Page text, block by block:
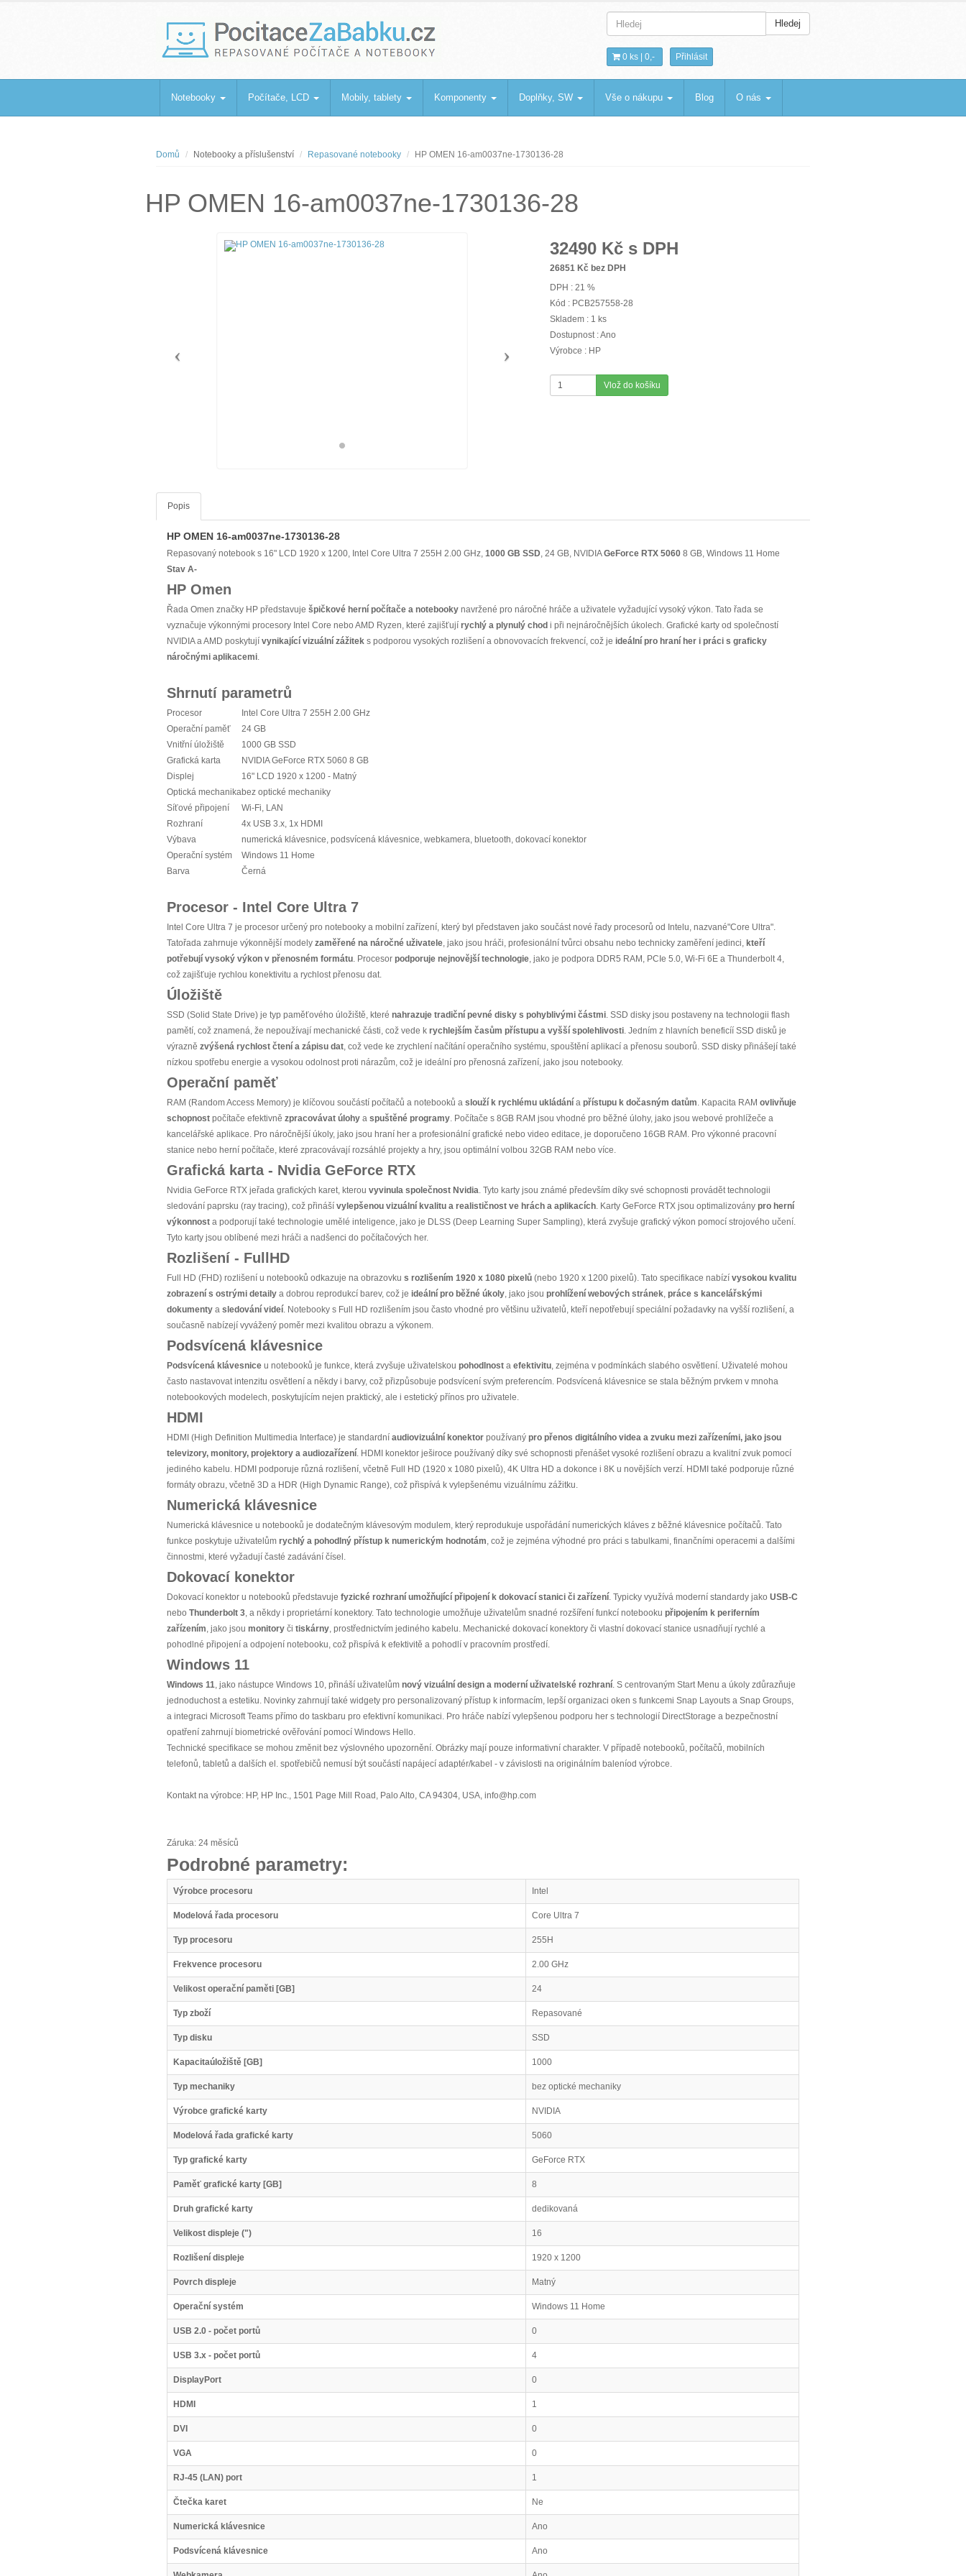
PocitaceZaBabku.cz
Repasované počítače a notebooky
Hledej
0 ks | 0,- Přihlásit
Notebooky Počítače, LCD Mobily, tablety Komponenty Doplňky, SW Vše o nákupu Blog O nás
Domů Notebooky a příslušenství Repasované notebooky HP OMEN 16-am0037ne-1730136-28
HP OMEN 16-am0037ne-1730136-28
32490 Kč s DPH
26851 Kč bez DPH
DPH : 21 %
Kód : PCB257558-28
Skladem : 1 ks
Dostupnost : Ano
Výrobce : HP
Vlož do košíku
Popis
HP OMEN 16-am0037ne-1730136-28
Repasovaný notebook s 16" LCD 1920 x 1200, Intel Core Ultra 7 255H 2.00 GHz, 1000 GB SSD, 24 GB, NVIDIAGeForce RTX 5060 8 GB, Windows 11 Home
Stav A-
HP Omen
Řada Omen značky HP představuje špičkové herní počítače a notebooky navržené pro náročné hráče a uživatele vyžadující vysoký výkon. Tato řada se
vyznačuje výkonnými procesory Intel Core nebo AMD Ryzen, které zajišťují rychlý a plynulý chod i při nejnáročnějších úkolech. Grafické karty od společností
NVIDIA a AMD poskytují vynikající vizuální zážitek s podporou vysokých rozlišení a obnovovacích frekvencí, což je ideální pro hraní her i práci s graficky
náročnými aplikacemi.
Shrnutí parametrů
Procesor
Intel Core Ultra 7 255H 2.00 GHz
Operační paměť
24 GB
Vnitřní úložiště
1000 GB SSD
Grafická karta
NVIDIA GeForce RTX 5060 8 GB
Displej
16" LCD 1920 x 1200 - Matný
Optická mechanikabez optické mechaniky
Síťové připojení
Wi-Fi, LAN
Rozhraní
4x USB 3.x, 1x HDMI
Výbava
numerická klávesnice, podsvícená klávesnice, webkamera, bluetooth, dokovací konektor
Operační systém
Windows 11 Home
Barva
Černá
Procesor - Intel Core Ultra 7
Intel Core Ultra 7 je procesor určený pro notebooky a mobilní zařízení, který byl představen jako součást nové řady procesorů od Intelu, nazvané"Core Ultra".
Tatořada zahrnuje výkonnější modely zaměřené na náročné uživatele, jako jsou hráči, profesionální tvůrci obsahu nebo technicky zaměření jedinci, kteří
potřebují vysoký výkon v přenosném formátu. Procesor podporuje nejnovější technologie, jako je podpora DDR5 RAM, PCIe 5.0, Wi-Fi 6E a Thunderbolt 4,
což zajišťuje rychlou konektivitu a rychlost přenosu dat.
Úložiště
SSD (Solid State Drive) je typ paměťového úložiště, které nahrazuje tradiční pevné disky s pohyblivými částmi. SSD disky jsou postaveny na technologii flash
pamětí, což znamená, že nepoužívají mechanické části, což vede k rychlejším časům přístupu a vyšší spolehlivosti. Jedním z hlavních beneficíí SSD disků je
výrazně zvýšená rychlost čtení a zápisu dat, což vede ke zrychlení načítání operačního systému, spouštění aplikací a přenosu souborů. SSD disky přinášejí také
nízkou spotřebu energie a vysokou odolnost proti nárazům, což je ideální pro přenosná zařízení, jako jsou notebooky.
Operační paměť
RAM (Random Access Memory) je klíčovou součástí počítačů a notebooků a slouží k rychlému ukládání a přístupu k dočasným datům. Kapacita RAM ovlivňuje
schopnost počítače efektivně zpracovávat úlohy a spuštěné programy. Počítače s 8GB RAM jsou vhodné pro běžné úlohy, jako jsou webové prohlížeče a
kancelářské aplikace. Pro náročnější úkoly, jako jsou hraní her a profesionální grafické nebo video editace, je doporučeno 16GB RAM. Pro výkonné pracovní
stanice nebo herní počítače, které zpracovávají rozsáhlé projekty a hry, jsou optimální volbou 32GB RAM nebo více.
Grafická karta - Nvidia GeForce RTX
Nvidia GeForce RTX jeřada grafických karet, kterou vyvinula společnost Nvidia. Tyto karty jsou známé především díky své schopnosti provádět technologii
sledování paprsku (ray tracing), což přináší vylepšenou vizuální kvalitu a realističnost ve hrách a aplikacích. Karty GeForce RTX jsou optimalizovány pro herní
výkonnost a podporují také technologie umělé inteligence, jako je DLSS (Deep Learning Super Sampling), která zvyšuje grafický výkon pomocí strojového učení.
Tyto karty jsou oblíbené mezi hráči a nadšenci do počítačových her.
Rozlišení - FullHD
Full HD (FHD) rozlišení u notebooků odkazuje na obrazovku s rozlišením 1920 x 1080 pixelů (nebo 1920 x 1200 pixelů). Tato specifikace nabízí vysokou kvalitu
zobrazení s ostrými detaily a dobrou reprodukcí barev, což je ideální pro běžné úkoly, jako jsou prohlížení webových stránek, práce s kancelářskými
dokumenty a sledování videí. Notebooky s Full HD rozlišením jsou často vhodné pro většinu uživatelů, kteří nepotřebují speciální požadavky na vyšší rozlišení, a
současně nabízejí vyvážený poměr mezi kvalitou obrazu a výkonem.
Podsvícená klávesnice
Podsvícená klávesnice u notebooků je funkce, která zvyšuje uživatelskou pohodlnost a efektivitu, zejména v podmínkách slabého osvětlení. Uživatelé mohou
často nastavovat intenzitu osvětlení a někdy i barvy, což přizpůsobuje podsvícení svým preferencím. Podsvícená klávesnice se stala běžným prvkem v mnoha
notebookových modelech, poskytujícím nejen praktický, ale i estetický přínos pro uživatele.
HDMI
HDMI (High Definition Multimedia Interface) je standardní audiovizuální konektor používaný pro přenos digitálního videa a zvuku mezi zařízeními, jako jsou
televizory, monitory, projektory a audiozařízení. HDMI konektor ješiroce používaný díky své schopnosti přenášet vysoké rozlišení obrazu a kvalitní zvuk pomocí
jediného kabelu. HDMI podporuje různá rozlišení, včetně Full HD (1920 x 1080 pixelů), 4K Ultra HD a dokonce i 8K u novějších verzí. HDMI také podporuje různé
formáty obrazu, včetně 3D a HDR (High Dynamic Range), což přispívá k vylepšenému vizuálnímu zážitku.
Numerická klávesnice
Numerická klávesnice u notebooků je dodatečným klávesovým modulem, který reprodukuje uspořádání numerických kláves z běžné klávesnice počítačů. Tato
funkce poskytuje uživatelům rychlý a pohodlný přístup k numerickým hodnotám, což je zejména výhodné pro práci s tabulkami, finančními operacemi a dalšími
činnostmi, které vyžadují časté zadávání čísel.
Dokovací konektor
Dokovací konektor u notebooků představuje fyzické rozhraní umožňující připojení k dokovací stanici či zařízení. Typicky využívá moderní standardy jako USB-C
nebo Thunderbolt 3, a někdy i proprietární konektory. Tato technologie umožňuje uživatelům snadné rozšíření funkcí notebooku připojením k periferním
zařízením, jako jsou monitory či tiskárny, prostřednictvím jediného kabelu. Mechanické dokovací konektory či vlastní dokovací stanice usnadňují rychlé a
pohodlné připojení a odpojení notebooku, což přispívá k efektivitě a pohodlí v pracovním prostředí.
Windows 11
Windows 11, jako nástupce Windows 10, přináší uživatelům nový vizuální design a moderní uživatelské rozhraní. S centrovaným Start Menu a úkoly zdůrazňuje
jednoduchost a estetiku. Novinky zahrnují také widgety pro personalizovaný přístup k informacím, lepší organizaci oken s funkcemi Snap Layouts a Snap Groups,
a integraci Microsoft Teams přímo do taskbaru pro efektivní komunikaci. Pro hráče nabízí vylepšenou podporu her s technologií DirectStorage a bezpečnostní
opatření zahrnují biometrické ověřování pomocí Windows Hello.
Technické specifikace se mohou změnit bez výslovného upozornění. Obrázky mají pouze informativní charakter. V případě notebooků, počítačů, mobilních
telefonů, tabletů a dalších el. spotřebičů nemusí být součástí napájecí adaptér/kabel - v závislosti na originálním baleníod výrobce.
Kontakt na výrobce: HP, HP Inc., 1501 Page Mill Road, Palo Alto, CA 94304, USA, info@hp.com
Záruka: 24 měsíců
Podrobné parametry:
Výrobce procesoru Intel
Modelová řada procesoru Core Ultra 7
Typ procesoru 255H
Frekvence procesoru 2.00 GHz
Velikost operační paměti [GB] 24
Typ zboží Repasované
Typ disku SSD
Kapacitaúložiště [GB] 1000
Typ mechaniky bez optické mechaniky
Výrobce grafické karty NVIDIA
Modelová řada grafické karty 5060
Typ grafické karty GeForce RTX
Paměť grafické karty [GB] 8
Druh grafické karty dedikovaná
Velikost displeje (") 16
Rozlišení displeje 1920 x 1200
Povrch displeje Matný
Operační systém Windows 11 Home
USB 2.0 - počet portů 0
USB 3.x - počet portů 4
DisplayPort 0
HDMI 1
DVI 0
VGA 0
RJ-45 (LAN) port 1
Čtečka karet Ne
Numerická klávesnice Ano
Podsvícená klávesnice Ano